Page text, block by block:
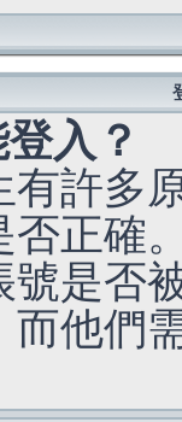
入？
有許多
否正確
號是否
而他們